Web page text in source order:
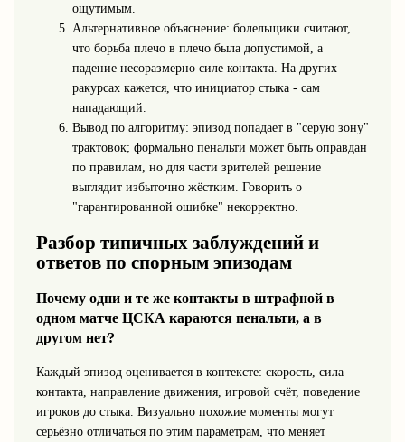
ощутимым.
Альтернативное объяснение: болельщики считают,
что борьба плечо в плечо была допустимой, а
падение несоразмерно силе контакта. На других
ракурсах кажется, что инициатор стыка - сам
нападающий.
Вывод по алгоритму: эпизод попадает в "серую зону"
трактовок; формально пенальти может быть оправдан
по правилам, но для части зрителей решение
выглядит избыточно жёстким. Говорить о
"гарантированной ошибке" некорректно.
Разбор типичных заблуждений и
ответов по спорным эпизодам
Почему одни и те же контакты в штрафной в
одном матче ЦСКА караются пенальти, а в
другом нет?
Каждый эпизод оценивается в контексте: скорость, сила
контакта, направление движения, игровой счёт, поведение
игроков до стыка. Визуально похожие моменты могут
серьёзно отличаться по этим параметрам, что меняет